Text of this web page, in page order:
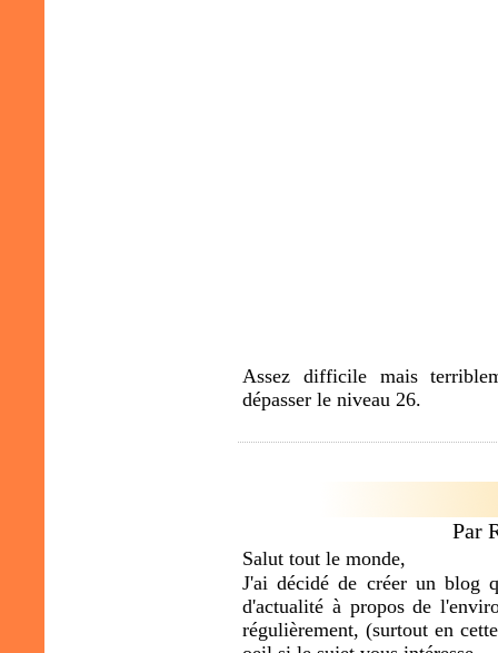
Assez difficile mais
dépasser le niveau 26.
Par
Salut tout le monde,
J'ai décidé de créer un blog
d'actualité à propos de
régulièrement, (surtout en